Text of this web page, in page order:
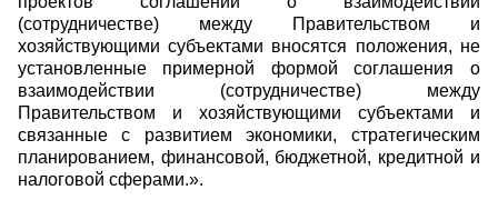
(сотрудничестве) между Правительством и
хозяйствующими субъектами вносятся положения, не
установленные примерной формой соглашения о
взаимодействии (сотрудничестве) между
Правительством и хозяйствующими субъектами и
связанные с развитием экономики, стратегическим
планированием, финансовой, бюджетной, кредитной и
налоговой сферами.».